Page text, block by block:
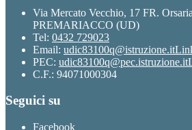
Via Mercato Vecchio, 17 FR.
PREMARIACCO (UD)
Tel: 0432 729023
Email: udic83100q@istruzione.it
PEC: udic83100q@pec.istruzione.it
C.F.: 94071000304
Seguici su
Facebook